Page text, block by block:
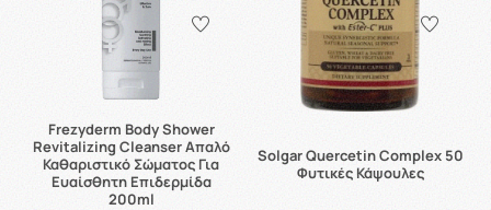
Frezyderm Body Shower
Revitalizing Cleanser Απαλό
Καθαριστικό Σώματος Για
Ευαίσθητη Επιδερμίδα
200ml
Solgar Quercetin Complex 50
Φυτικές Κάψουλες